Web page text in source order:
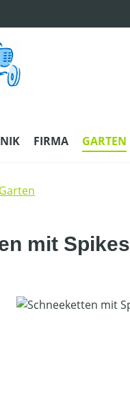
FIRMA GARTEN
mit Spikes